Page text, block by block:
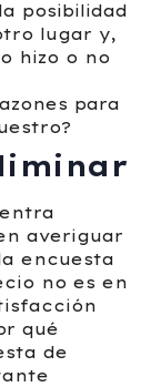
posibilidad
lugar y,
hizo o no
para
averiguar
encuesta
no es en
qué
de